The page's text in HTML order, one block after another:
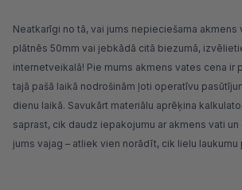
Neatkarīgi no tā, vai jums nepieciešama akmens
plātnēs 50mm vai jebkādā citā biezumā,
internetveikalā! Pie mums akmens vates cena ir
tajā pašā laikā nodrošinām ļoti operatīvu
dienu laikā. Savukārt materiālu aprēķina
saprast, cik daudz iepakojumu ar akmens vati
jums vajag – atliek vien norādīt, cik lielu